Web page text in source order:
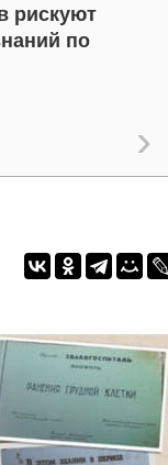
рискуют
по